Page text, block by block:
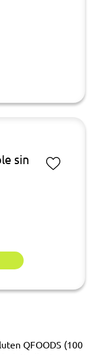
sin
QFOODS (100